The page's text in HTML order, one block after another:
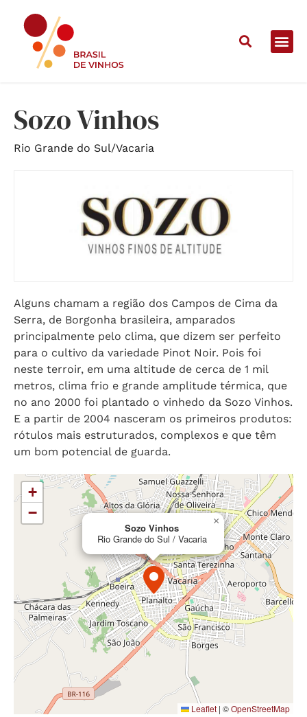
Sozo Vinhos
Rio Grande do Sul/Vacaria
Alguns chamam a região dos Campos de Cima da
Serra, de Borgonha brasileira, amparados
principalmente pelo clima, que dizem ser perfeito
para o cultivo da variedade Pinot Noir. Pois foi
neste terroir, em uma altitude de cerca de 1 mil
metros, clima frio e grande amplitude térmica, que
no ano 2000 foi plantado o vinhedo da Sozo Vinhos.
E a partir de 2004 nasceram os primeiros produtos:
rótulos mais estruturados, complexos e que têm
um bom potencial de guarda.
Sozo Vinhos
Rio Grande do Sul / Vacaria
×
+
−
Leaflet | ©OpenStreetMap